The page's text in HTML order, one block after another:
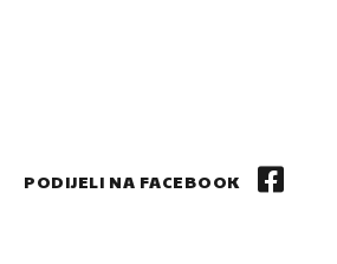
PODIJELI NA FACEBOOK